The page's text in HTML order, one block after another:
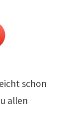
schon
allen